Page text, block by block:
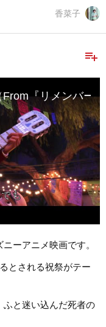
香菜子
playlist_add
『リメンバー
ーアニメ映画です。
とされる祝祭がテー
ふと迷い込んだ死者の